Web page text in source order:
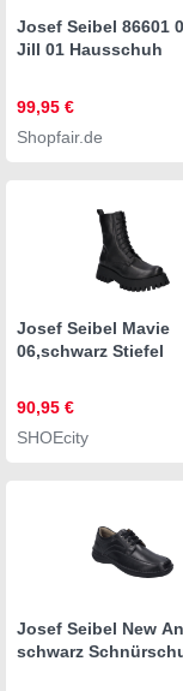
Josef Seibel 86601
Jill 01 Hausschuh
99,95 €
Shopfair.de
Josef Seibel Mavie
06,schwarz Stiefel
90,95 €
SHOEcity
Josef Seibel New
schwarz